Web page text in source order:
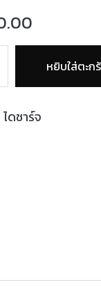
หยิบใส่ตะก
ไดชาร์จ